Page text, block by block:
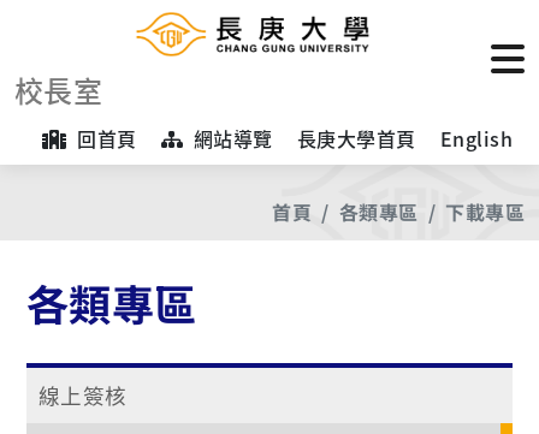
校長室
回首頁 網站導覽 長庚大學首頁 English
首頁 各類專區 下載專區
各類專區
線上簽核